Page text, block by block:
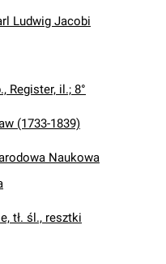
Ludwig Jacobi
Register, il.; 8°
(1733-1839)
Naukowa
tł. śl., resztki